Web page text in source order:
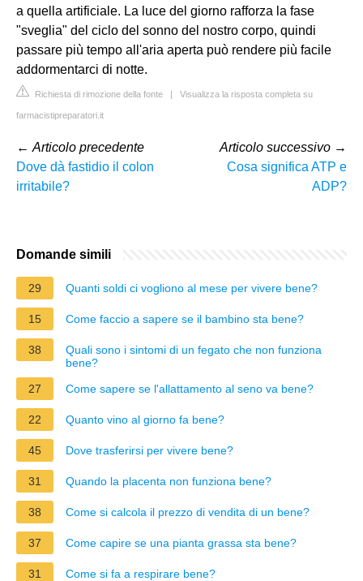
a quella artificiale. La luce del giorno rafforza la fase
"sveglia" del ciclo del sonno del nostro corpo, quindi
passare più tempo all'aria aperta può rendere più facile
addormentarci di notte.
Richiesta di rimozione della fonte | Visualizza la risposta completa su
farmacistipreparatori.it
← Articolo precedente
Dove dà fastidio il colon
irritabile?
Articolo successivo →
Cosa significa ATP e
ADP?
Domande simili
29 Quanti soldi ci vogliono al mese per vivere bene?
15 Come faccio a sapere se il bambino sta bene?
38
Quali sono i sintomi di un fegato che non funziona
bene?
27
Come sapere se l'allattamento al seno va bene?
22 Quanto vino al giorno fa bene?
45 Dove trasferirsi per vivere bene?
31 Quando la placenta non funziona bene?
38 Come si calcola il prezzo di vendita di un bene?
37 Come capire se una pianta grassa sta bene?
31 Come si fa a respirare bene?